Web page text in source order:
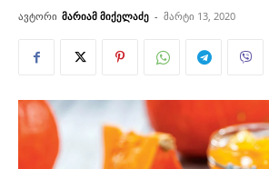
ავტორი მარიამ მიქელაძე - მარტი 13, 2020